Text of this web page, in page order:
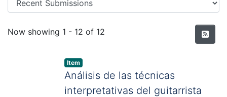
Recent Submissions
Now showing 1 - 12 of 12
Item
Análisis de las técnicas
interpretativas del guitarrista